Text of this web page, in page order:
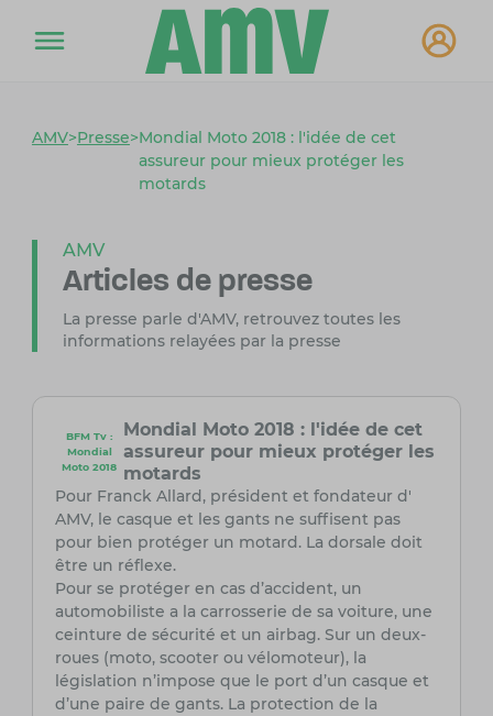
AMV>Presse>Mondial Moto 2018 : l'idée de cet
assureur pour mieux protéger les
motards
AMV
Articles de presse
La presse parle d'AMV, retrouvez toutes les
informations relayées par la presse
BFM Tv :
Mondial
Moto 2018
Mondial Moto 2018 : l'idée de cet
assureur pour mieux protéger les
motards
Pour Franck Allard, président et fondateur d'
AMV, le casque et les gants ne suffisent pas
pour bien protéger un motard. La dorsale doit
être un réflexe.
Pour se protéger en cas d’accident, un
automobiliste a la carrosserie de sa voiture, une
ceinture de sécurité et un airbag. Sur un deux-
roues (moto, scooter ou vélomoteur), la
législation n’impose que le port d’un casque et
d’une paire de gants. La protection de la